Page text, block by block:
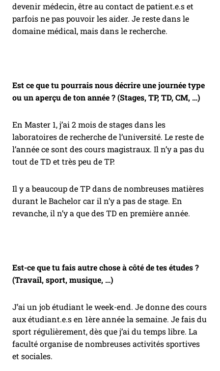
devenir médecin, être au contact de patient.e.s et
parfois ne pas pouvoir les aider. Je reste dans le
domaine médical, mais dans le recherche.
Est ce que tu pourrais nous décrire une journée type
ou un aperçu de ton année ? (Stages, TP, TD, CM, …)
En Master 1, j’ai 2 mois de stages dans les
laboratoires de recherche de l’université. Le reste de
l’année ce sont des cours magistraux. Il n’y a pas du
tout de TD et très peu de TP.
Il y a beaucoup de TP dans de nombreuses matières
durant le Bachelor car il n’y a pas de stage. En
revanche, il n’y a que des TD en première année.
Est-ce que tu fais autre chose à côté de tes études ?
(Travail, sport, musique, …)
J’ai un job étudiant le week-end. Je donne des cours
aux étudiant.e.s en 1ère année la semaine. Je fais du
sport régulièrement, dès que j’ai du temps libre. La
faculté organise de nombreuses activités sportives
et sociales.